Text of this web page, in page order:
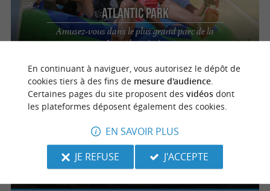
Atlantic Park
Amusez-vous dans le plus grand parc de la
côte sud aquitaine
Atlantic Jump
Waterjump et parcours aquatiques à
Seignosse
Seignosse
En continuant à naviguer, vous autorisez le dépôt de
cookies tiers à des fins de mesure d'audience.
Certaines pages du site proposent des vidéosdont
les plateformes déposent également des cookies.
EN SAVOIR PLUS
JE REFUSE
J'ACCEPTE